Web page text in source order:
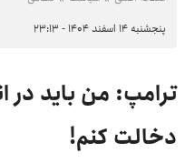
پنجشنبه ۱۴ اسفند ۱۴۰۴ - ۲۳:۱۳
ترامپ: من باید در
دخالت کنم!